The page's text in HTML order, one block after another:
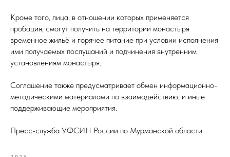
Кроме того, лица, в отношении которых применяется
пробация, смогут получить на территории монастыря
временное жильё и горячее питание при условии исполнения
ими получаемых послушаний и подчинения внутренним
установлениям монастыря.
Соглашение также предусматривает обмен информационно-
методическими материалами по взаимодействию, и иные
поддерживающие мероприятия.
Пресс-служба УФСИН России по Мурманской области